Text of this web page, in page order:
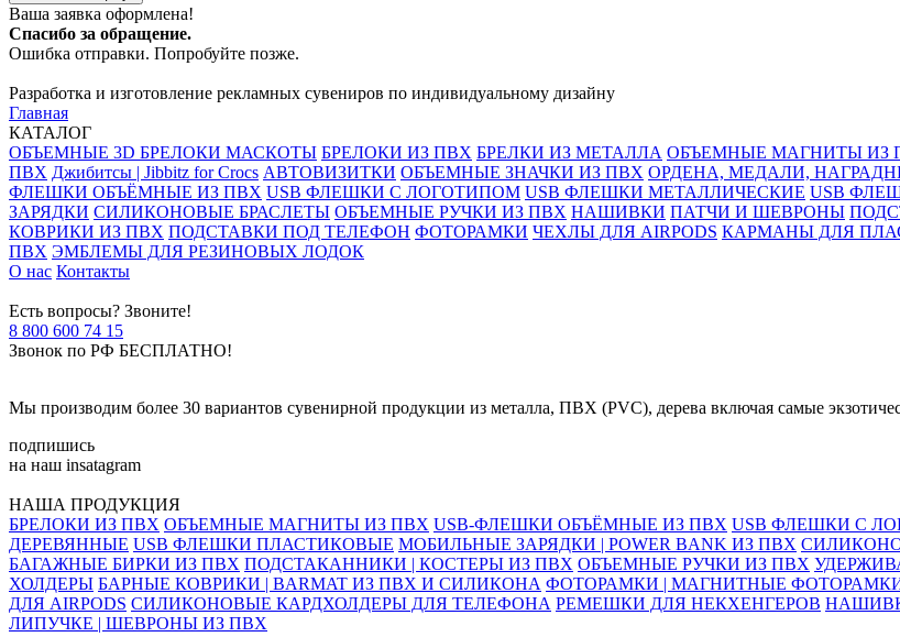
Ваша заявка оформлена!
Спасибо за обращение.
Ошибка отправки. Попробуйте позже.
Разработка и изготовление рекламных сувениров по индивидуальному дизайну
Главная
КАТАЛОГ
ОБЪЕМНЫЕ 3D БРЕЛОКИ МАСКОТЫ БРЕЛОКИ ИЗ ПВХ БРЕЛКИ ИЗ МЕТАЛЛА ОБЪЕМНЫЕ МАГНИТЫ ИЗ
ПВХ Джибитсы | Jibbitz for Crocs АВТОВИЗИТКИ ОБЪЕМНЫЕ ЗНАЧКИ ИЗ ПВХ ОРДЕНА, МЕДАЛИ,
ФЛЕШКИ ОБЪЁМНЫЕ ИЗ ПВХ USB ФЛЕШКИ С ЛОГОТИПОМ USB ФЛЕШКИ МЕТАЛЛИЧЕСКИЕ USB
ЗАРЯДКИ СИЛИКОНОВЫЕ БРАСЛЕТЫ ОБЪЕМНЫЕ РУЧКИ ИЗ ПВХ НАШИВКИ ПАТЧИ И ШЕВРОНЫ
КОВРИКИ ИЗ ПВХ ПОДСТАВКИ ПОД ТЕЛЕФОН ФОТОРАМКИ ЧЕХЛЫ ДЛЯ AIRPODS КАРМАНЫ ДЛЯ
ПВХ ЭМБЛЕМЫ ДЛЯ РЕЗИНОВЫХ ЛОДОК
О нас Контакты
Есть вопросы? Звоните!
8 800 600 74 15
Звонок по РФ БЕСПЛАТНО!
Мы производим более 30 вариантов сувенирной продукции из металла, ПВХ (PVC), дерева включая самые
подпишись
на наш insatagram
НАША ПРОДУКЦИЯ
БРЕЛОКИ ИЗ ПВХ ОБЪЕМНЫЕ МАГНИТЫ ИЗ ПВХ USB-ФЛЕШКИ ОБЪЁМНЫЕ ИЗ ПВХ USB ФЛЕШКИ С
ДЕРЕВЯННЫЕ USB ФЛЕШКИ ПЛАСТИКОВЫЕ МОБИЛЬНЫЕ ЗАРЯДКИ | POWER BANK ИЗ ПВХ
БАГАЖНЫЕ БИРКИ ИЗ ПВХ ПОДСТАКАННИКИ | КОСТЕРЫ ИЗ ПВХ ОБЪЕМНЫЕ РУЧКИ ИЗ ПВХ
ХОЛДЕРЫ БАРНЫЕ КОВРИКИ | BARMAT ИЗ ПВХ И СИЛИКОНА ФОТОРАМКИ | МАГНИТНЫЕ
ДЛЯ AIRPODS СИЛИКОНОВЫЕ КАРДХОЛДЕРЫ ДЛЯ ТЕЛЕФОНА РЕМЕШКИ ДЛЯ НЕКХЕНГЕРОВ
ЛИПУЧКЕ | ШЕВРОНЫ ИЗ ПВХ